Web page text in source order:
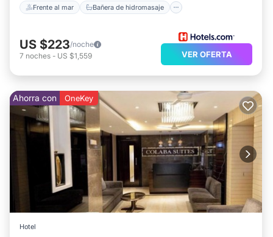
Frente al mar Bañera de hidromasaje
US $223/noche
7 noches - US $1,559 VER OFERTA
Ahorra con OneKey
Hotel